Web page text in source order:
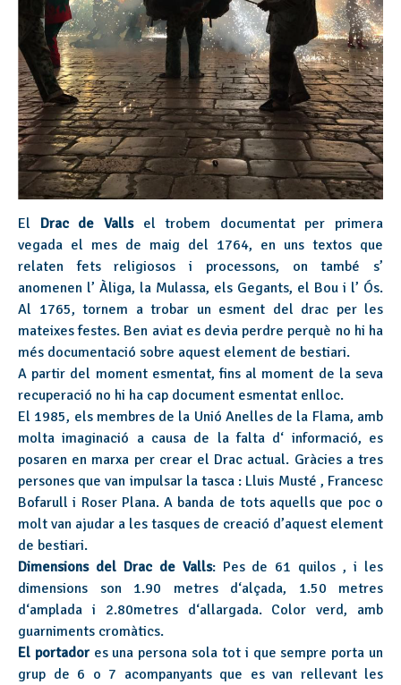
El Drac de Vallsel trobem documentat per primera
vegada el mes de maig del 1764, en uns textos que
relaten fets religiosos i processons, on també s’
anomenen l’ Àliga, la Mulassa, els Gegants, el Bou i l’ Ós.
Al 1765, tornem a trobar un esment del drac per les
mateixes festes. Ben aviat es devia perdre perquè no hi ha
més documentació sobre aquest element de bestiari.
A partir del moment esmentat, fins al moment de la seva
recuperació no hi ha cap document esmentat enlloc.
El 1985, els membres de la Unió Anelles de la Flama, amb
molta imaginació a causa de la falta d‘ informació, es
posaren en marxa per crear el Drac actual. Gràcies a tres
persones que van impulsar la tasca : Lluis Musté , Francesc
Bofarull i Roser Plana. A banda de tots aquells que poc o
molt van ajudar a les tasques de creació d’aquest element
de bestiari.
Dimensions del Drac de Valls: Pes de 61 quilos , i les
dimensions son 1.90 metres d‘alçada, 1.50 metres
d‘amplada i 2.80metres d‘allargada. Color verd, amb
guarniments cromàtics.
El portadores una persona sola tot i que sempre porta un
grup de 6 o 7 acompanyants que es van rellevant les